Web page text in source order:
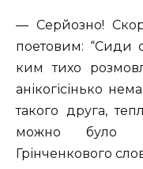
— Серйозно!
поетовим: “Сиди
ким тихо
анікогісінько
такого друга,
можно було
Грінченкового